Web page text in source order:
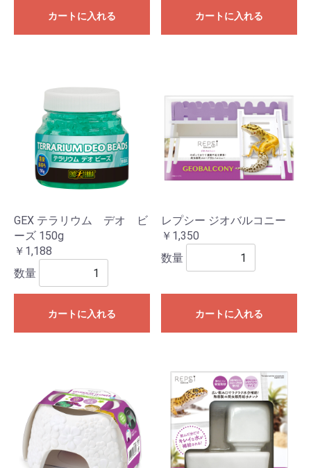
カートに入れる カートに入れる
GEX テラリウム デオ ビ
ーズ 150g
￥1,188
数量
カートに入れる
レプシー ジオバルコニー
￥1,350
数量
カートに入れる